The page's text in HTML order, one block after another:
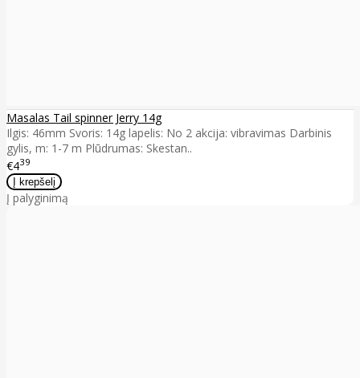
Masalas Tail spinner Jerry 14g
Ilgis: 46mm Svoris: 14g lapelis: No 2 akcija: vibravimas Darbinis
gylis, m: 1-7 m Plūdrumas: Skestan..
€439
Į palyginimą